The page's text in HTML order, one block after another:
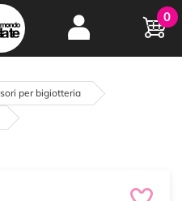
Hobby e
creatività...
oltre 15 anni online
0
per bigiotteria